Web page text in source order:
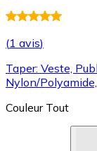
(1 avis)
Taper: Veste,
Nylon/
Couleur Tout